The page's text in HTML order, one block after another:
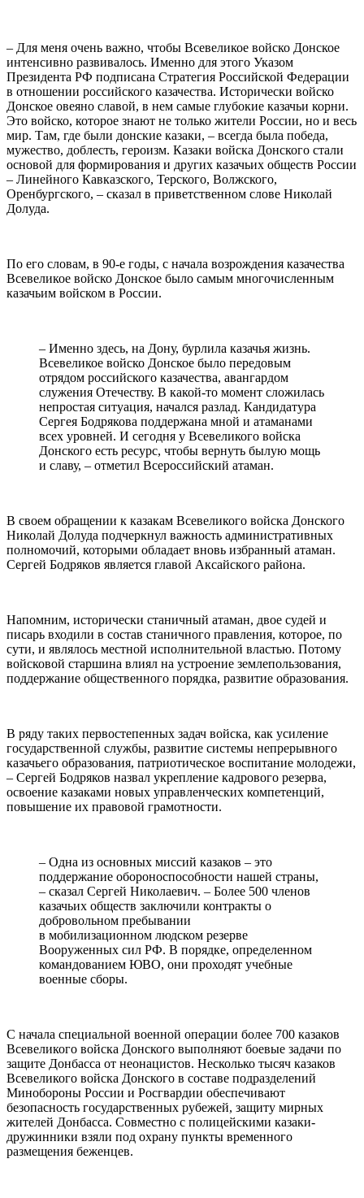
– Для меня очень важно, чтобы Всевеликое войско Донское
интенсивно развивалось. Именно для этого Указом
Президента РФ подписана Стратегия Российской Федерации
в отношении российского казачества. Исторически войско
Донское овеяно славой, в нем самые глубокие казачьи корни.
Это войско, которое знают не только жители России, но и весь
мир. Там, где были донские казаки, – всегда была победа,
мужество, доблесть, героизм. Казаки войска Донского стали
основой для формирования и других казачьих обществ России
– Линейного Кавказского, Терского, Волжского,
Оренбургского, – сказал в приветственном слове Николай
Долуда.
По его словам, в 90-е годы, с начала возрождения казачества
Всевеликое войско Донское было самым многочисленным
казачьим войском в России.
– Именно здесь, на Дону, бурлила казачья жизнь.
Всевеликое войско Донское было передовым
отрядом российского казачества, авангардом
служения Отечеству. В какой-то момент сложилась
непростая ситуация, начался разлад. Кандидатура
Сергея Бодрякова поддержана мной и атаманами
всех уровней. И сегодня у Всевеликого войска
Донского есть ресурс, чтобы вернуть былую мощь
и славу, – отметил Всероссийский атаман.
В своем обращении к казакам Всевеликого войска Донского
Николай Долуда подчеркнул важность административных
полномочий, которыми обладает вновь избранный атаман.
Сергей Бодряков является главой Аксайского района.
Напомним, исторически станичный атаман, двое судей и
писарь входили в состав станичного правления, которое, по
сути, и являлось местной исполнительной властью. Потому
войсковой старшина влиял на устроение землепользования,
поддержание общественного порядка, развитие образования.
В ряду таких первостепенных задач войска, как усиление
государственной службы, развитие системы непрерывного
казачьего образования, патриотическое воспитание молодежи,
– Сергей Бодряков назвал укрепление кадрового резерва,
освоение казаками новых управленческих компетенций,
повышение их правовой грамотности.
– Одна из основных миссий казаков – это
поддержание обороноспособности нашей страны,
– сказал Сергей Николаевич. – Более 500 членов
казачьих обществ заключили контракты о
добровольном пребывании
в мобилизационном людском резерве
Вооруженных сил РФ. В порядке, определенном
командованием ЮВО, они проходят учебные
военные сборы.
С начала специальной военной операции более 700 казаков
Всевеликого войска Донского выполняют боевые задачи по
защите Донбасса от неонацистов. Несколько тысяч казаков
Всевеликого войска Донского в составе подразделений
Минобороны России и Росгвардии обеспечивают
безопасность государственных рубежей, защиту мирных
жителей Донбасса. Совместно с полицейскими казаки-
дружинники взяли под охрану пункты временного
размещения беженцев.